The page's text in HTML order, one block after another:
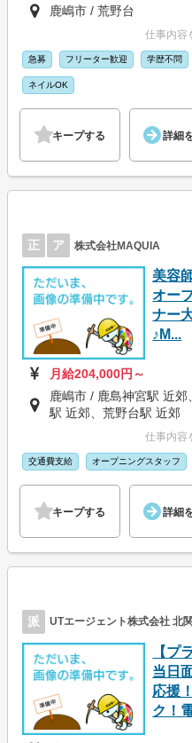
鹿嶋市 / 荒野台
仕事内容
急募 フリーター歓迎 学歴不問
ネイルOK
キープする 詳細
正 ア 株式会社MAQUIA
美容
オー
ナー
♪M...
月給204,000円～
鹿嶋市 / 鹿島神宮駅 近郊
駅 近郊、荒野台駅 近郊
仕事内容
交通費支給 オープニングスタッフ
キープする 詳細
派 UTエージェント株式会社 北
【プ
当日
応援
ク！